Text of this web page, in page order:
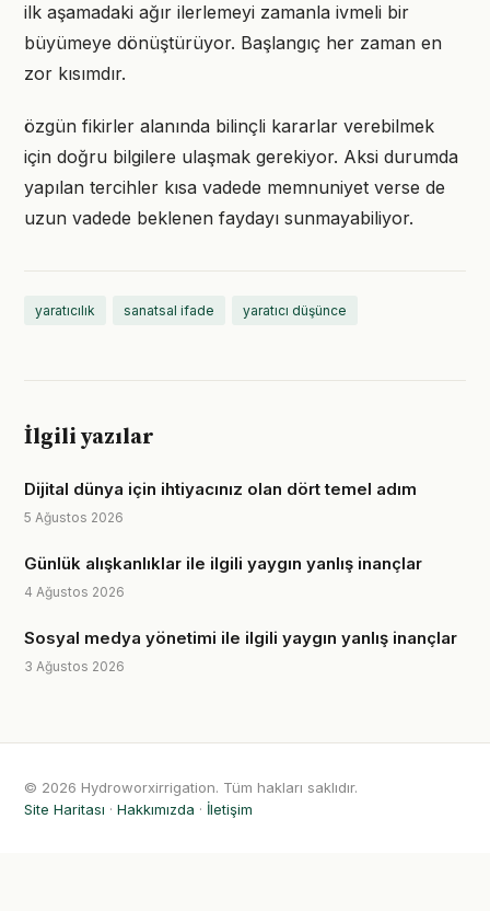
ilk aşamadaki ağır ilerlemeyi zamanla ivmeli bir
büyümeye dönüştürüyor. Başlangıç her zaman en
zor kısımdır.
özgün fikirler alanında bilinçli kararlar verebilmek
için doğru bilgilere ulaşmak gerekiyor. Aksi durumda
yapılan tercihler kısa vadede memnuniyet verse de
uzun vadede beklenen faydayı sunmayabiliyor.
yaratıcılık sanatsal ifade yaratıcı düşünce
İlgili yazılar
Dijital dünya için ihtiyacınız olan dört temel adım
5 Ağustos 2026
Günlük alışkanlıklar ile ilgili yaygın yanlış inançlar
4 Ağustos 2026
Sosyal medya yönetimi ile ilgili yaygın yanlış inançlar
3 Ağustos 2026
© 2026 Hydroworxirrigation. Tüm hakları saklıdır.
Site Haritası · Hakkımızda · İletişim